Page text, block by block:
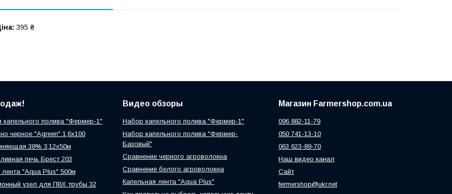
395 ₴
полива "Фермер-1"
черное "Agreen" 1,6х100
38% 3,12х50м
печь Брест 203
лента "Aqua Plus" 500м
узел для ПВХ трубы 32
Видео обзоры
Набор капельного полива "Фермер-1"
Набор капельного полива "Фермер-
Базовый"
Сравнение черного агроволокна
Сравнение белого агроволокна
Капельная лента "Aqua Plus"
Магазин Farmershop.com.ua
096 882-11-79
050 741-13-10
063 623-89-70
Наш видео канал
Сайт
fermershop@ukr.net